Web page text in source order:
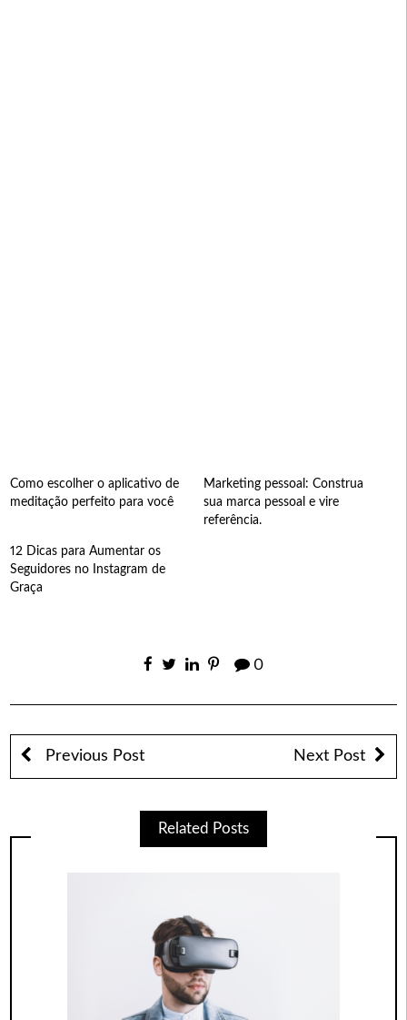
Como escolher o aplicativo de
meditação perfeito para você
Marketing pessoal: Construa
sua marca pessoal e vire
referência.
12 Dicas para Aumentar os
Seguidores no Instagram de
Graça
0
Previous Post Next Post
Related Posts